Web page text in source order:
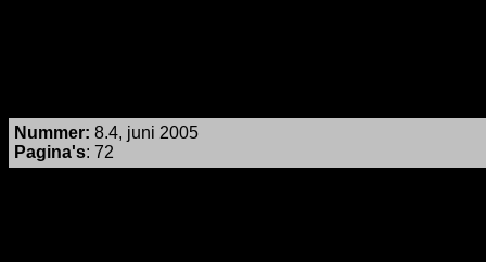
Nummer: 8.4, juni 2005
Pagina's: 72